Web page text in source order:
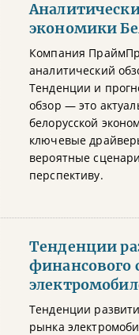
экономики
Компания
аналитический
Тенденции и
обзор — это
белорусской
ключевые
вероятные
перспективу.
Тенденции
финансового
Тенденции
рынка